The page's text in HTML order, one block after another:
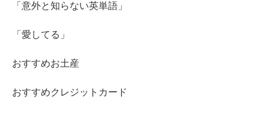
「意外と知らない英単語」
「愛してる」
おすすめお土産
おすすめクレジットカード